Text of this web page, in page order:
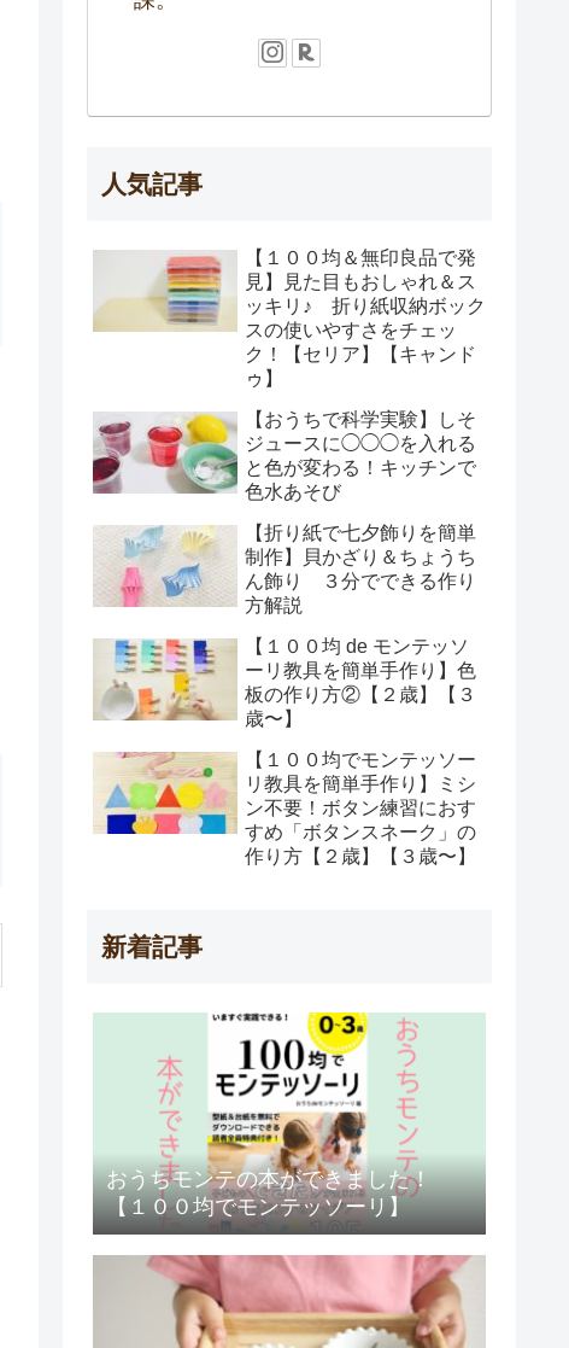
人気記事
【１００均＆無印良品で発
見】見た目もおしゃれ＆ス
ッキリ♪ 折り紙収納ボック
スの使いやすさをチェッ
ク！【セリア】【キャンド
ゥ】
【おうちで科学実験】しそ
ジュースに◯◯◯を入れる
と色が変わる！キッチンで
色水あそび
【折り紙で七夕飾りを簡単
制作】貝かざり＆ちょうち
ん飾り ３分でできる作り
方解説
【１００均 de モンテッソ
ーリ教具を簡単手作り】色
板の作り方②【２歳】【３
歳〜】
【１００均でモンテッソー
リ教具を簡単手作り】ミシ
ン不要！ボタン練習におす
すめ「ボタンスネーク」の
作り方【２歳】【３歳〜】
新着記事
おうちモンテの本ができました！
【１００均でモンテッソーリ】